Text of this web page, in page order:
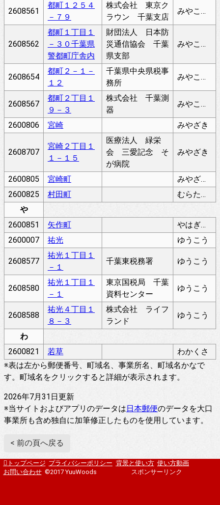
2608561
都町１２５４
－７９
株式会社 東京ク
ラウン 千葉支店
みやこちょう
2608562
都町１丁目１
－３０千葉県
警都町庁舎内
財団法人 日本防
災通信協会 千葉
県支部
みやこちょう
2608654
都町２－１－
１２
千葉県中央県税事
務所
みやこちょう
2608567
都町２丁目１
９－３
株式会社 千葉測
器
みやこちょう
2600806 宮崎 みやざき
2608707
宮崎２丁目１
１－１５
医療法人 緑栄
会 三愛記念 そ
が病院
みやざき
2600805 宮崎町
みやざきちょう
2600825
村田町
むらたちょう
や
2600851
矢作町
やはぎちょう
2600007
祐光 ゆうこう
2608577
祐光１丁目１
－１
千葉東税務署 ゆうこう
2608580
祐光１丁目１
－１
東京国税局 千葉
資料センター
ゆうこう
2608588
祐光４丁目１
８－３
株式会社 ライフ
ランド
ゆうこう
わ
2600821
若草
わかくさ
※表は左から郵便番号、町域名、事業所名、町域名かなで
す。町域名をクリックすると詳細が表示されます。
2026年7月31日更新
※当サイトおよびアプリのデータは日本郵便のデータを大口
事業所も含め独自に加筆修正したものを使用しています。
< 前の頁へ戻る
トップページ プライバシーポリシー 背景と使い方 使い方動画
お問い合わせ ©2017 YuuWoods スポンサーリンク